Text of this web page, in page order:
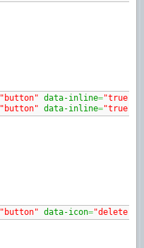
"button" data-inline="true"
"button" data-inline="true"
"button" data-icon="delete"